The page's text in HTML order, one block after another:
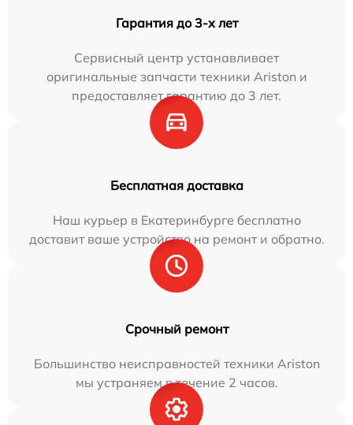
Гарантия до 3-х лет
Сервисный центр устанавливает
оригинальные запчасти техники Ariston и
предоставляет гарантию до 3 лет.
Бесплатная доставка
Наш курьер в Екатеринбурге бесплатно
доставит ваше устройство на ремонт и обратно.
Срочный ремонт
Большинство неисправностей техники Ariston
мы устраняем в течение 2 часов.